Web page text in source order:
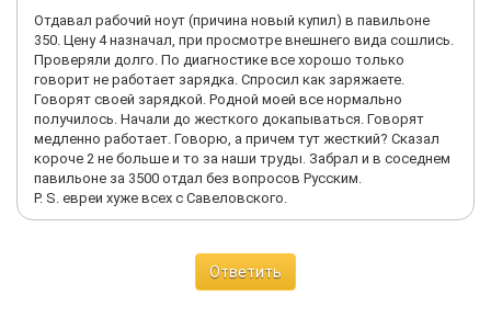
Отдавал рабочий ноут (причина новый купил) в павильоне
350. Цену 4 назначал, при просмотре внешнего вида сошлись.
Проверяли долго. По диагностике все хорошо только
говорит не работает зарядка. Спросил как заряжаете.
Говорят своей зарядкой. Родной моей все нормально
получилось. Начали до жесткого докапываться. Говорят
медленно работает. Говорю, а причем тут жесткий? Сказал
короче 2 не больше и то за наши труды. Забрал и в соседнем
павильоне за 3500 отдал без вопросов Русским.
Р. S. евреи хуже всех с Савеловского.
Ответить